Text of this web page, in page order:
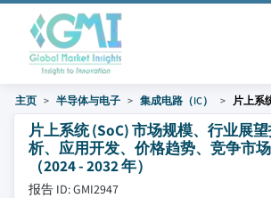
主页 半导体与电子 集成电路（IC） 片上系
片上系统 (SoC) 市场规模、行业展
析、应用开发、价格趋势、竞争市
（2024 - 2032 年）
报告 ID: GMI2947